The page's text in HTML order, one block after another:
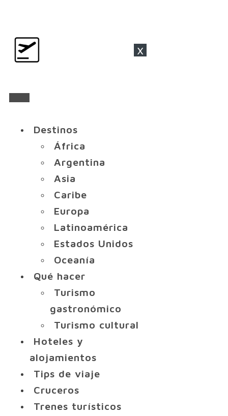
x
Destinos
África
Argentina
Asia
Caribe
Europa
Latinoamérica
Estados Unidos
Oceanía
Qué hacer
Turismo
gastronómico
Turismo cultural
Hoteles y
alojamientos
Tips de viaje
Cruceros
Trenes turísticos